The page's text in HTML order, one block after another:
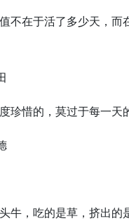
不在于活了多少天，而
珍惜的，莫过于每一天
牛，吃的是草，挤出的